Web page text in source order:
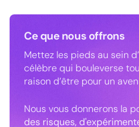
Ce que nous offrons
Mettez les pieds au sein
célèbre qui bouleverse
raison d’être pour un
Nous vous donnerons la
des risques,